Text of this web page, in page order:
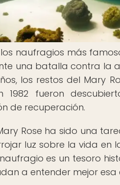
los naufragios más
una batalla contra la
los restos del Mary
1982 fueron
de recuperación.
Rose ha sido una
luz sobre la vida en
naufragio es un tesoro
a entender mejor esa